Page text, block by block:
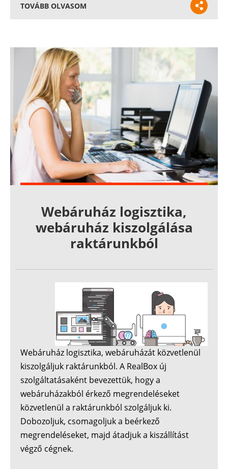
TOVÁBB OLVASOM
Webáruház logisztika,
webáruház kiszolgálása
raktárunkból
Webáruház logisztika, webáruházát közvetlenül
kiszolgáljuk raktárunkból. A RealBox új
szolgáltatásaként bevezettük, hogy a
webáruházakból érkező megrendeléseket
közvetlenül a raktárunkból szolgáljuk ki.
Dobozoljuk, csomagoljuk a beérkező
megrendeléseket, majd átadjuk a kiszállítást
végző cégnek.